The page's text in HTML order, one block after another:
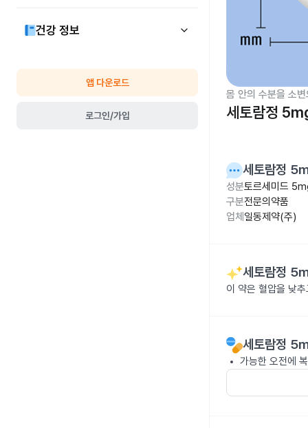
건강 정보
앱 다운로드
로그인/가입
몸 안의 수분을 소
세토람정
세토람정
성분토르세미드
구분전문의약품
업체 일동제약(주)
세토람정
이 약은 혈압을 낮
세토람정
가능한 오전에